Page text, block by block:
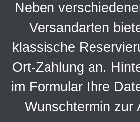
Neben
Versandarten
klassische
Ort-Zahlung an.
im Formular Ihre
Wunschtermin zur